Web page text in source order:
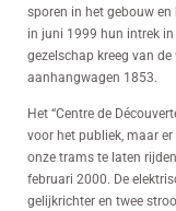
sporen in het gebouw
in juni 1999 hun intrek in
gezelschap kreeg van
aanhangwagen 1853.
Het “Centre de
voor het publiek, maar
onze trams te laten
februari 2000. De
gelijkrichter en twee